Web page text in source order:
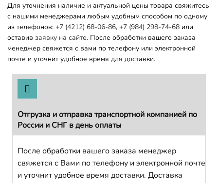
Для уточнения наличие и актуальной цены товара свяжитесь
с нашими менеджерами любым удобным способом по одному
из телефонов: +7 (4212) 68-06-86, +7 (984) 298-74-68 или
оставив заявку на сайте. После обработки вашего заказа
менеджер свяжется с вами по телефону или электронной
почте и уточнит удобное время для доставки.
Отгрузка и отправка транспортной компанией по
России и СНГ в день оплаты
После обработки вашего заказа менеджер
свяжется с Вами по телефону и электронной почте
и уточнит удобное время доставки. Доставка